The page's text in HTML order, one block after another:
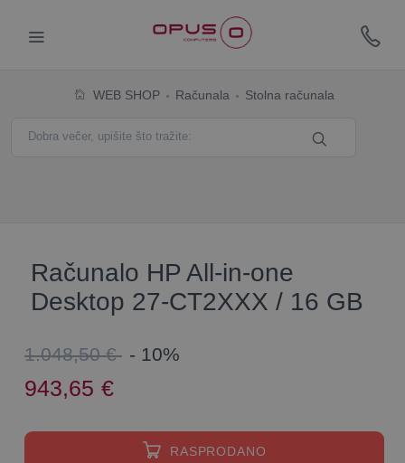
WEB SHOP Računala Stolna računala
Računalo HP All-in-one
Desktop 27-CT2XXX / 16 GB
1.048,50 € - 10%
943,65 €
RASPRODANO